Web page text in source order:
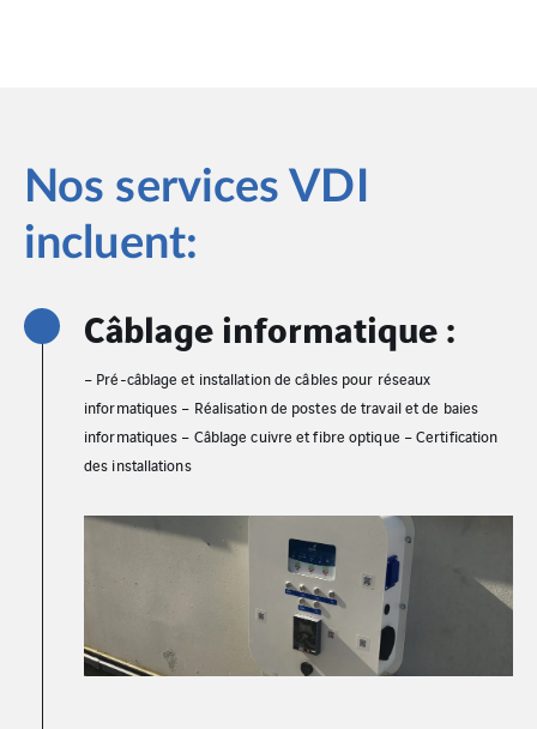
Nos services VDI
incluent:
Câblage informatique :
– Pré-câblage et installation de câbles pour réseaux
informatiques – Réalisation de postes de travail et de baies
informatiques – Câblage cuivre et fibre optique – Certification
des installations